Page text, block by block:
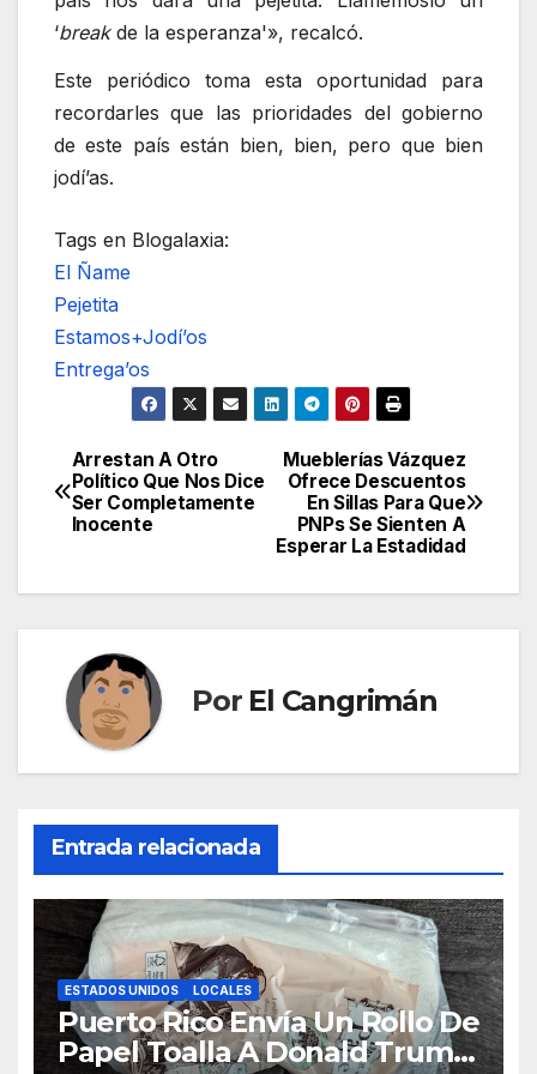
‘breakde la esperanza'», recalcó.
Este periódico toma esta oportunidad para
recordarles que las prioridades del gobierno
de este país están bien, bien, pero que bien
jodí’as.
Tags en Blogalaxia:
El Ñame
Pejetita
Estamos+Jodí’os
Entrega’os
Navegación
de
Mueblerías Vázquez
Ofrece Descuentos
En Sillas Para Que
PNPs Se Sienten A
Esperar La Estadidad
Arrestan A Otro
Político Que Nos Dice
Ser Completamente
Inocente
Por El Cangrimán
Entrada relacionada
ESTADOS UNIDOS LOCALES
Puerto Rico Envía Un Rollo De
Papel Toalla A Donald Trump